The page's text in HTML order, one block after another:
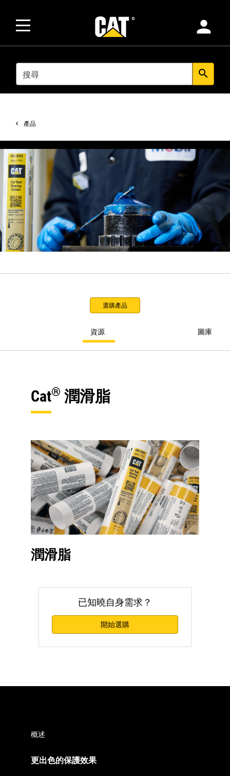
person
SEARCH search
產品
選購產品
資源 圖庫
Cat® 潤滑脂
潤滑脂
已知曉自身需求？
開始選購
概述
更出色的保護效果